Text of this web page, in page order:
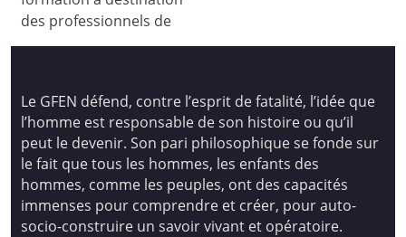
des professionnels de
Le GFEN défend, contre l’esprit de fatalité, l’idée que
l’homme est responsable de son histoire ou qu’il
peut le devenir. Son pari philosophique se fonde sur
le fait que tous les hommes, les enfants des
hommes, comme les peuples, ont des capacités
immenses pour comprendre et créer, pour auto-
socio-construire un savoir vivant et opératoire.